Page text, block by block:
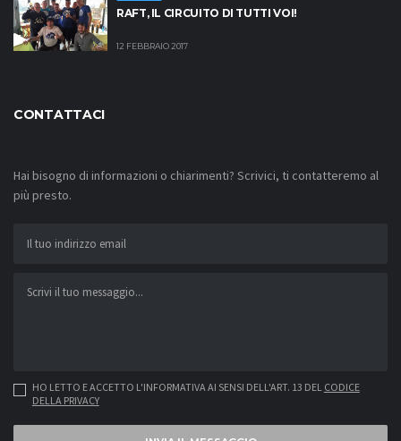
RAFT, IL CIRCUITO DI TUTTI VOI!
12 FEBBRAIO 2017
CONTATTACI
Hai bisogno di informazioni o chiarimenti? Scrivici, ti contatteremo al
più presto.
HO LETTO E ACCETTO L'INFORMATIVA AI SENSI DELL'ART. 13 DEL CODICE
DELLA PRIVACY